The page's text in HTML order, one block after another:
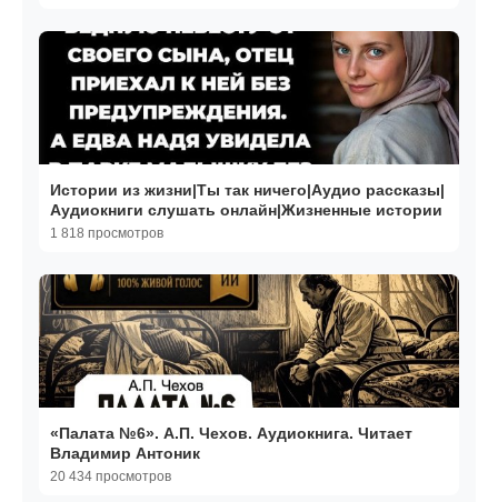
Истории из жизни|Ты так ничего|Аудио рассказы|
Аудиокниги слушать онлайн|Жизненные истории
1 818 просмотров
«Палата №6». А.П. Чехов. Аудиокнига. Читает
Владимир Антоник
20 434 просмотров